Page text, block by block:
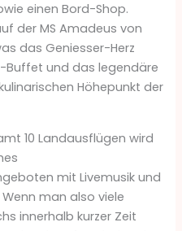
einen Bord-Shop.
der MS Amadeus von
das Geniesser-Herz
Buffet und das legendäre
Höhepunkt der
10 Landausflügen wird
mit Livemusik und
man also viele
innerhalb kurzer Zeit